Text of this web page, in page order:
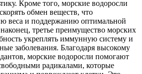
Кроме того, морские водоросли
обмен веществ, что
веса и поддержанию оптимальной
третье преимущество морских
укреплять иммунную систему и
заболевания. Благодаря высокому
морские водоросли помогают
радикалами, которые